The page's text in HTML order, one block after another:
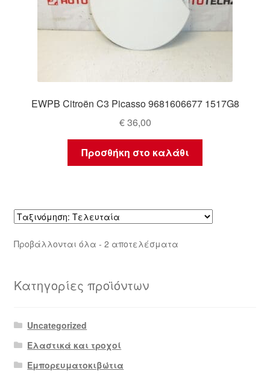
EWPB Citroën C3 Picasso 9681606677 1517G8
€36,00
Προσθήκη στο καλάθι
Προβάλλονται όλα - 2 αποτελέσματαSorted
Κατηγορίες προϊόντων
Uncategorized
Ελαστικά και τροχοί
Εμπορευματοκιβώτια